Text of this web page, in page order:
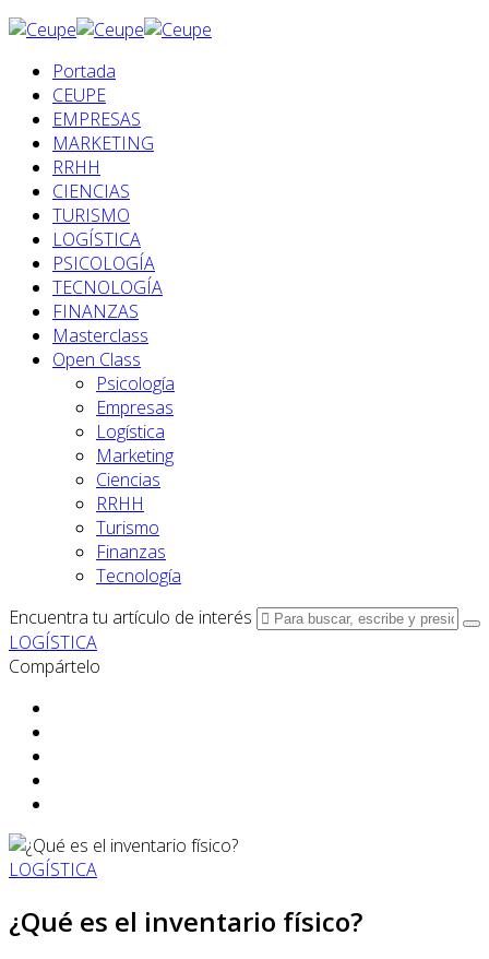
Portada
CEUPE
EMPRESAS
MARKETING
RRHH
CIENCIAS
TURISMO
LOGÍSTICA
PSICOLOGÍA
TECNOLOGÍA
FINANZAS
Masterclass
Open Class
Psicología
Empresas
Logística
Marketing
Ciencias
RRHH
Turismo
Finanzas
Tecnología
Encuentra tu artículo de interés
LOGÍSTICA
Compártelo
LOGÍSTICA
¿Qué es el inventario físico?